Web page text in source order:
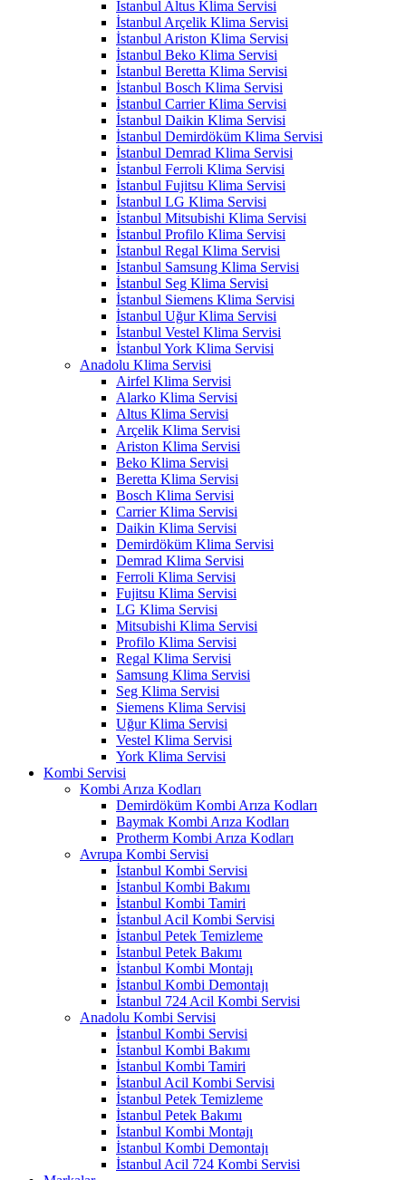
İstanbul Altus Klima Servisi
İstanbul Arçelik Klima Servisi
İstanbul Ariston Klima Servisi
İstanbul Beko Klima Servisi
İstanbul Beretta Klima Servisi
İstanbul Bosch Klima Servisi
İstanbul Carrier Klima Servisi
İstanbul Daikin Klima Servisi
İstanbul Demirdöküm Klima Servisi
İstanbul Demrad Klima Servisi
İstanbul Ferroli Klima Servisi
İstanbul Fujitsu Klima Servisi
İstanbul LG Klima Servisi
İstanbul Mitsubishi Klima Servisi
İstanbul Profilo Klima Servisi
İstanbul Regal Klima Servisi
İstanbul Samsung Klima Servisi
İstanbul Seg Klima Servisi
İstanbul Siemens Klima Servisi
İstanbul Uğur Klima Servisi
İstanbul Vestel Klima Servisi
İstanbul York Klima Servisi
Anadolu Klima Servisi
Airfel Klima Servisi
Alarko Klima Servisi
Altus Klima Servisi
Arçelik Klima Servisi
Ariston Klima Servisi
Beko Klima Servisi
Beretta Klima Servisi
Bosch Klima Servisi
Carrier Klima Servisi
Daikin Klima Servisi
Demirdöküm Klima Servisi
Demrad Klima Servisi
Ferroli Klima Servisi
Fujitsu Klima Servisi
LG Klima Servisi
Mitsubishi Klima Servisi
Profilo Klima Servisi
Regal Klima Servisi
Samsung Klima Servisi
Seg Klima Servisi
Siemens Klima Servisi
Uğur Klima Servisi
Vestel Klima Servisi
York Klima Servisi
Kombi Servisi
Kombi Arıza Kodları
Demirdöküm Kombi Arıza Kodları
Baymak Kombi Arıza Kodları
Protherm Kombi Arıza Kodları
Avrupa Kombi Servisi
İstanbul Kombi Servisi
İstanbul Kombi Bakımı
İstanbul Kombi Tamiri
İstanbul Acil Kombi Servisi
İstanbul Petek Temizleme
İstanbul Petek Bakımı
İstanbul Kombi Montajı
İstanbul Kombi Demontajı
İstanbul 724 Acil Kombi Servisi
Anadolu Kombi Servisi
İstanbul Kombi Servisi
İstanbul Kombi Bakımı
İstanbul Kombi Tamiri
İstanbul Acil Kombi Servisi
İstanbul Petek Temizleme
İstanbul Petek Bakımı
İstanbul Kombi Montajı
İstanbul Kombi Demontajı
İstanbul Acil 724 Kombi Servisi